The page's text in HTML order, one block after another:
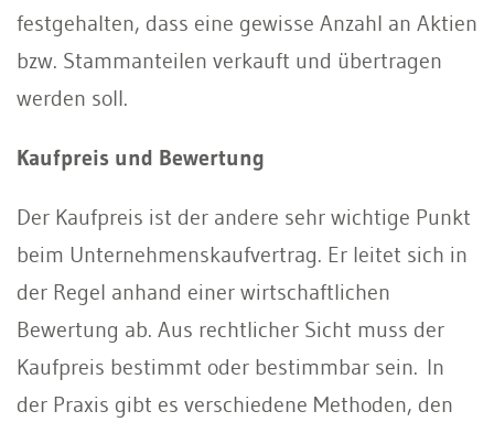
festgehalten, dass eine gewisse Anzahl an Aktien
bzw. Stammanteilen verkauft und übertragen
werden soll.
Kaufpreis und Bewertung
Der Kaufpreis ist der andere sehr wichtige Punkt
beim Unternehmenskaufvertrag. Er leitet sich in
der Regel anhand einer wirtschaftlichen
Bewertung ab. Aus rechtlicher Sicht muss der
Kaufpreis bestimmt oder bestimmbar sein. In
der Praxis gibt es verschiedene Methoden, den